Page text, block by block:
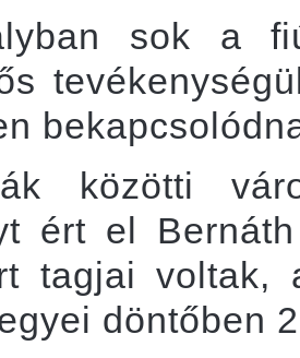
sok a
közötti
ért el
tagjai voltak,
döntőben